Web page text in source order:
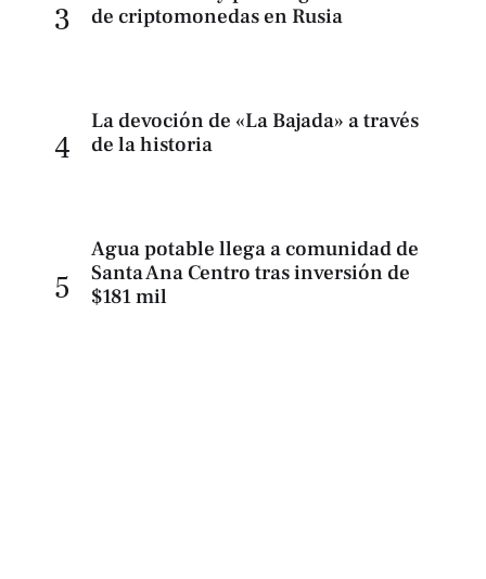
3
de criptomonedas en Rusia
4
La devoción de «La Bajada» a través
de la historia
5
Agua potable llega a comunidad de
Santa Ana Centro tras inversión de
$181 mil